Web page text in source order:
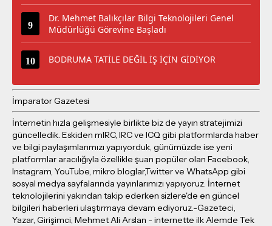
Dr. Mehmet Balıkçılar Bilgi Teknolojileri Genel
Müdürlüğü Görevine Başladı
BODRUMA TATİLE DEĞİL İŞ İÇİN GİDİYOR
İmparator Gazetesi
İnternetin hızla gelişmesiyle birlikte biz de yayın stratejimizi
güncelledik. Eskiden mIRC, IRC ve ICQ gibi platformlarda haber
ve bilgi paylaşımlarımızı yapıyorduk, günümüzde ise yeni
platformlar aracılığıyla özellikle şuan popüler olan Facebook,
Instagram, YouTube, mikro bloglar,Twitter ve WhatsApp gibi
sosyal medya sayfalarında yayınlarımızı yapıyoruz. İnternet
teknolojilerini yakından takip ederken sizlere'de en güncel
bilgileri haberleri ulaştırmaya devam ediyoruz.-Gazeteci,
Yazar, Girişimci, Mehmet Ali Arslan - internette ilk Alemde Tek